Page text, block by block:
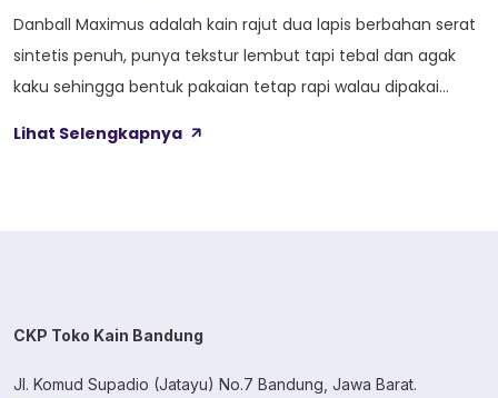
Danball Maximus adalah kain rajut dua lapis berbahan serat
sintetis penuh, punya tekstur lembut tapi tebal dan agak
kaku sehingga bentuk pakaian tetap rapi walau dipakai
yaitu Cool Touch, Wicking Process, Anti Bacterial, dan Anti
Lihat Selengkapnya
CKP Toko Kain Bandung
Jl. Komud Supadio (Jatayu) No.7 Bandung, Jawa Barat.